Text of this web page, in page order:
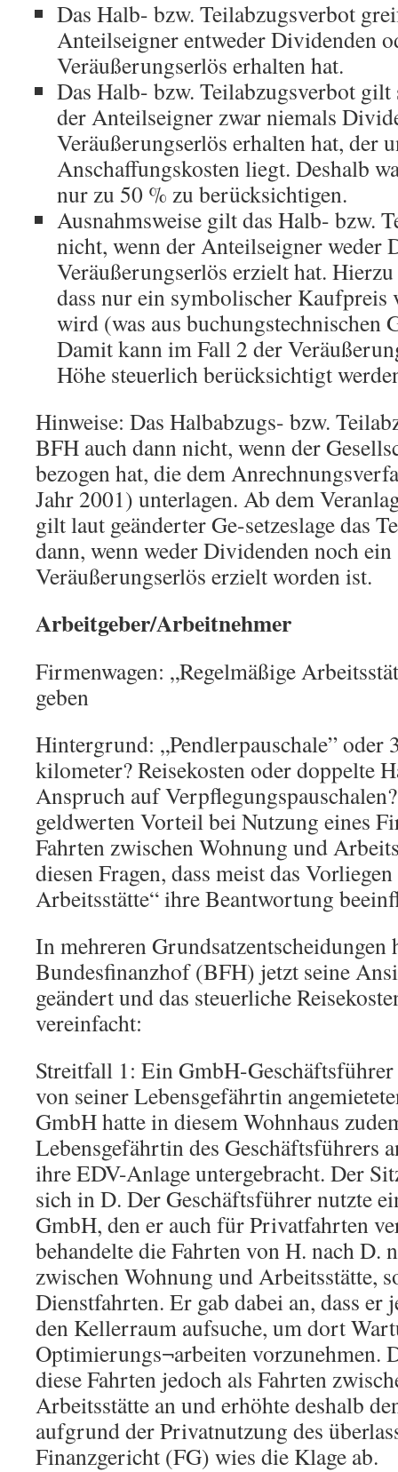
Das Halb- bzw. Teilabzugsverbot
Anteilseigner entweder Dividenden
Veräußerungserlös erhalten hat.
Das Halb- bzw. Teilabzugsverbot
der Anteilseigner zwar niemals
Veräußerungserlös erhalten hat, der
Anschaffungskosten liegt. Deshalb
nur zu 50 % zu berücksichtigen.
Ausnahmsweise gilt das Halb- bzw.
nicht, wenn der Anteilseigner weder
Veräußerungserlös erzielt hat.
dass nur ein symbolischer Kaufpreis
wird (was aus buchungstechnischen
Damit kann im Fall 2 der
Höhe steuerlich berücksichtigt
Hinweise: Das Halbabzugs- bzw.
BFH auch dann nicht, wenn der
bezogen hat, die dem
Jahr 2001) unterlagen. Ab dem
gilt laut geänderter Ge-setzeslage das
dann, wenn weder Dividenden noch
Veräußerungserlös erzielt worden ist.
Arbeitgeber/Arbeitnehmer
Firmenwagen: „Regelmäßige
geben
Hintergrund: „Pendlerpauschale” oder
kilometer? Reisekosten oder doppelte
Anspruch auf
geldwerten Vorteil bei Nutzung eines
Fahrten zwischen Wohnung und
diesen Fragen, dass meist das
Arbeitsstätte“ ihre Beantwortung
In mehreren Grundsatzentscheidungen
Bundesfinanzhof (BFH) jetzt seine
geändert und das steuerliche
vereinfacht:
Streitfall 1: Ein GmbH-
von seiner Lebensgefährtin
GmbH hatte in diesem Wohnhaus
Lebensgefährtin des Geschäftsführers
ihre EDV-Anlage untergebracht. Der
sich in D. Der Geschäftsführer nutzte
GmbH, den er auch für Privatfahrten
behandelte die Fahrten von H. nach D.
zwischen Wohnung und Arbeitsstätte,
Dienstfahrten. Er gab dabei an, dass er
den Kellerraum aufsuche, um dort
Optimierungs¬arbeiten vorzunehmen.
diese Fahrten jedoch als Fahrten
Arbeitsstätte an und erhöhte deshalb
aufgrund der Privatnutzung des
Finanzgericht (FG) wies die Klage ab.